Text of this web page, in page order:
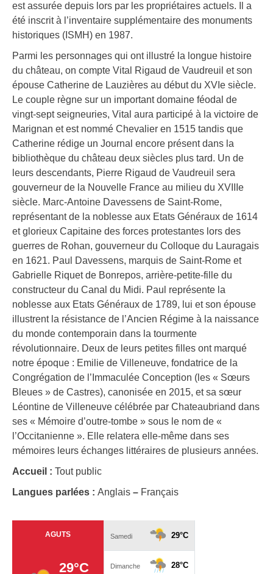
est assurée depuis lors par les propriétaires actuels. Il a
été inscrit à l’inventaire supplémentaire des monuments
historiques (ISMH) en 1987.
Parmi les personnages qui ont illustré la longue histoire
du château, on compte Vital Rigaud de Vaudreuil et son
épouse Catherine de Lauzières au début du XVIe siècle.
Le couple règne sur un important domaine féodal de
vingt-sept seigneuries, Vital aura participé à la victoire de
Marignan et est nommé Chevalier en 1515 tandis que
Catherine rédige un Journal encore présent dans la
bibliothèque du château deux siècles plus tard. Un de
leurs descendants, Pierre Rigaud de Vaudreuil sera
gouverneur de la Nouvelle France au milieu du XVIIIe
siècle. Marc-Antoine Davessens de Saint-Rome,
représentant de la noblesse aux Etats Généraux de 1614
et glorieux Capitaine des forces protestantes lors des
guerres de Rohan, gouverneur du Colloque du Lauragais
en 1621. Paul Davessens, marquis de Saint-Rome et
Gabrielle Riquet de Bonrepos, arrière-petite-fille du
constructeur du Canal du Midi. Paul représente la
noblesse aux Etats Généraux de 1789, lui et son épouse
illustrent la résistance de l’Ancien Régime à la naissance
du monde contemporain dans la tourmente
révolutionnaire. Deux de leurs petites filles ont marqué
notre époque : Emilie de Villeneuve, fondatrice de la
Congrégation de l’Immaculée Conception (les « Sœurs
Bleues » de Castres), canonisée en 2015, et sa sœur
Léontine de Villeneuve célébrée par Chateaubriand dans
ses « Mémoire d’outre-tombe » sous le nom de «
l’Occitanienne ». Elle relatera elle-même dans ses
mémoires leurs échanges littéraires de plusieurs années.
Accueil : Tout public
Langues parlées : Anglais – Français